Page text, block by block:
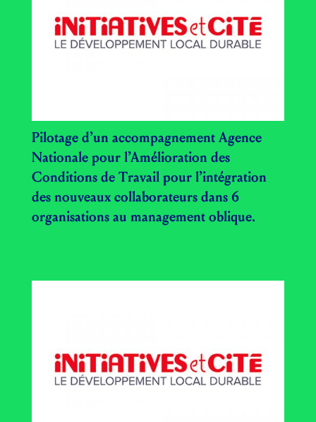
Pilotage d’un accompagnement Agence
Nationale pour l’Amélioration des
Conditions de Travail pour l’intégration
des nouveaux collaborateurs dans 6
organisations au management oblique.